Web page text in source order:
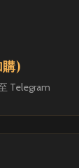
)
Telegram